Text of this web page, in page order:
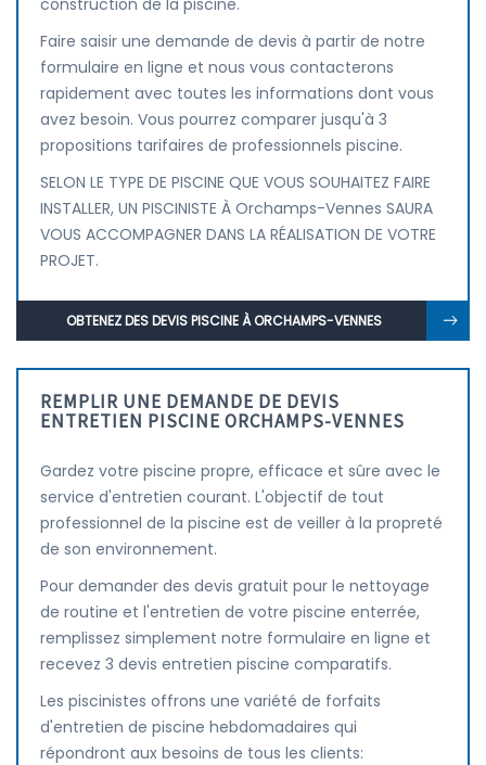
construction de la piscine.
Faire saisir une demande de devis à partir de notre
formulaire en ligne et nous vous contacterons
rapidement avec toutes les informations dont vous
avez besoin. Vous pourrez comparer jusqu'à 3
propositions tarifaires de professionnels piscine.
SELON LE TYPE DE PISCINE QUE VOUS SOUHAITEZ FAIRE
INSTALLER, UN PISCINISTE À Orchamps-Vennes SAURA
VOUS ACCOMPAGNER DANS LA RÉALISATION DE VOTRE
PROJET.
OBTENEZ DES DEVIS PISCINE À ORCHAMPS-VENNES
REMPLIR UNE DEMANDE DE DEVIS
ENTRETIEN PISCINE ORCHAMPS-VENNES
Gardez votre piscine propre, efficace et sûre avec le
service d'entretien courant. L'objectif de tout
professionnel de la piscine est de veiller à la propreté
de son environnement.
Pour demander des devis gratuit pour le nettoyage
de routine et l'entretien de votre piscine enterrée,
remplissez simplement notre formulaire en ligne et
recevez 3 devis entretien piscine comparatifs.
Les piscinistes offrons une variété de forfaits
d'entretien de piscine hebdomadaires qui
répondront aux besoins de tous les clients: